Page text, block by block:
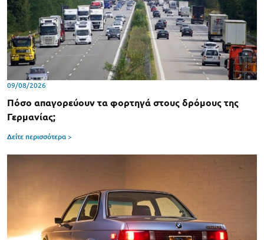
09/08/2026
Πόσο απαγορεύουν τα φορτηγά στους δρόμους της
Γερμανίας;
Δείτε περισσότερα >